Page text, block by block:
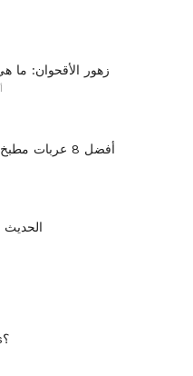
زهور الأقحوان: ما
أفضل 8 عربات مطبخ للشراء في 2018
ما هي Rag Mops؟